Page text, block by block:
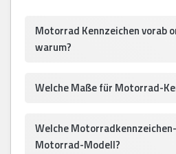
Motorrad Kennzeichen vorab
warum?
Welche Maße für Motorrad-
Welche
Motorrad-Modell?